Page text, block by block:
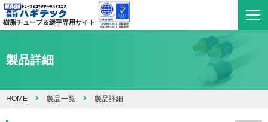
樹脂チューブ＆継手専用サイト
製品詳細
HOME 製品一覧 製品詳細